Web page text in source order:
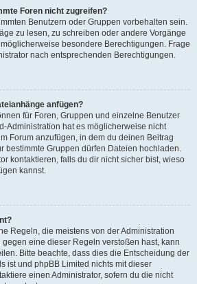
Foren nicht zugreifen?
Benutzern oder Gruppen vorbehalten sein.
zu lesen, zu schreiben oder andere Vorgänge
besondere Berechtigungen. Frage
nach entsprechenden Berechtigungen.
anfügen?
für Foren, Gruppen und einzelne Benutzer
Administration hat es möglicherweise nicht
Forum anzufügen, in dem du deinen Beitrag
bestimmte Gruppen dürfen Dateien hochladen.
kontaktieren, falls du dir nicht sicher bist, wieso
kannst.
Regeln, die meistens von der Administration
eine dieser Regeln verstoßen hast, kann
Bitte beachte, dass dies die Entscheidung der
ist und phpBB Limited nichts mit dieser
einen Administrator, sofern du die nicht